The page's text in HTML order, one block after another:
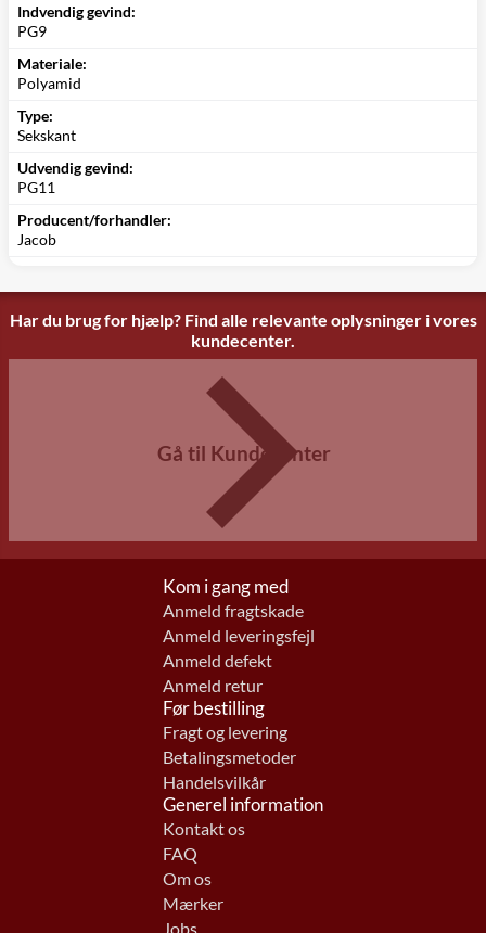
Indvendig gevind:
PG9
Materiale:
Polyamid
Type:
Sekskant
Udvendig gevind:
PG11
Producent/forhandler:
Jacob
Har du brug for hjælp? Find alle relevante oplysninger i vores
kundecenter.
Gå til Kundecenter
Kom i gang med
Anmeld fragtskade
Anmeld leveringsfejl
Anmeld defekt
Anmeld retur
Før bestilling
Fragt og levering
Betalingsmetoder
Handelsvilkår
Generel information
Kontakt os
FAQ
Om os
Mærker
Jobs